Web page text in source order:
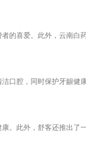
的喜爱。此外，云南白
口腔，同时保护牙龈健
。此外，舒客还推出了